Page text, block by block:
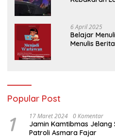
6 April 2025
Belajar
Menulis
Popular Post
1 17 Maret 2024 0 Komentar
Jamin Kamtibmas Jelang
Patroli Asmara Fajar